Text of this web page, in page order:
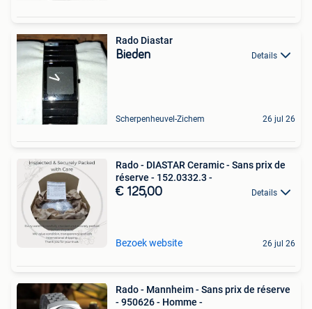
Rado Diastar
Bieden Details
Scherpenheuvel-Zichem 26 jul 26
Rado - DIASTAR Ceramic - Sans prix de
réserve - 152.0332.3 -
€ 125,00 Details
Bezoek website 26 jul 26
Rado - Mannheim - Sans prix de réserve
- 950626 - Homme -